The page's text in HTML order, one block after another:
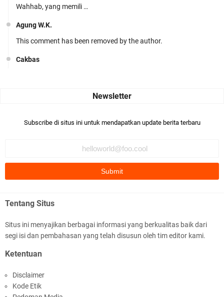
Wahhab, yang memili …
Agung W.K.
This comment has been removed by the author.
Cakbas
Bismillaah semoga pembuat artikel Alloh berikan pemahaman yg
Ada sejumlah pertanyaan kepada Anda dan jawablah dengan
mengikuti ust. K …
Anonymous
Subscribe di situs ini untuk mendapatkan update berita terbaru
Tentang Situs
Situs ini menyajikan berbagai informasi yang berkualitas baik dari
segi isi dan pembahasan yang telah disusun oleh tim editor kami.
Ketentuan
Disclaimer
Kode Etik